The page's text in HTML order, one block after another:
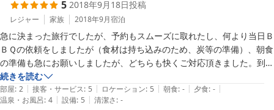
5 2018年9月18日投稿
レジャー 家族 2018年9月宿泊
急に決まった旅行でしたが、予約もスムーズに取れたし、何より当日Ｂ
ＢＱの依頼をしましたが（食材は持ち込みのため、炭等の準備）、朝食
の準備も急にお願いしましたが、どちらも快くご対応頂きました。到着
後と、出発時に近辺の観光案内もして頂き、オーナーさんの人柄がとて
も良かったです。
ただ一つ、事前にロフトは暑いと言われていたのですが、せっかくだし
続きを読む
部屋: 2 | 接客・サービス: 5 | ロケーション: 5 | 朝食: - | 夕食: - |
温泉・お風呂: 4 | 設備: 5 | 清潔さ: -